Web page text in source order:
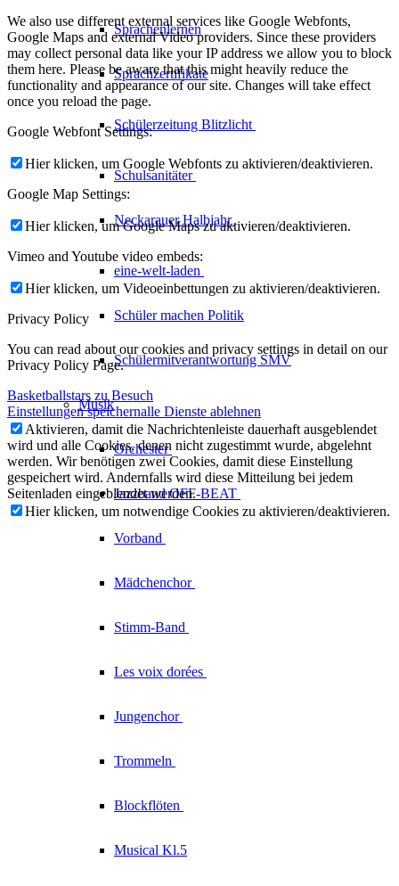
Sprachenlernen
Sprachzertifikate
Schülerzeitung Blitzlicht
Schulsanitäter
NeckarauerHalbjahr
eine-welt-laden
Schüler machen Politik
Schülermitverantwortung SMV
Musik
Orchester
JazzbandOFF-BEAT
Vorband
Mädchenchor
Stimm-Band
Les voix dorées
Jungenchor
Trommeln
Blockflöten
Musical Kl.5
We also use different external services like Google Webfonts,
Google Maps and external Video providers. Since these providers
may collect personal data like your IP address we allow you to block
them here. Please be aware that this might heavily reduce the
functionality and appearance of our site. Changes will take effect
once you reload the page.
Google Webfont Settings:
Hier klicken, um Google Webfonts zu aktivieren/deaktivieren.
Google Map Settings:
Hier klicken, um Google Maps zu aktivieren/deaktivieren.
Vimeo and Youtube video embeds:
Hier klicken, um Videoeinbettungen zu aktivieren/deaktivieren.
Privacy Policy
You can read about our cookies and privacy settings in detail on our
Privacy Policy Page.
Basketballstars zu Besuch
Einstellungen speichernalle Dienste ablehnen
Aktivieren, damit die Nachrichtenleiste dauerhaft ausgeblendet
wird und alle Cookies, denen nicht zugestimmt wurde, abgelehnt
werden. Wir benötigen zwei Cookies, damit diese Einstellung
gespeichert wird. Andernfalls wird diese Mitteilung bei jedem
Seitenladen eingeblendet werden.
Hier klicken, um notwendige Cookies zu aktivieren/deaktivieren.